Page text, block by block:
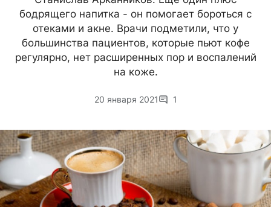
бодрящего напитка - он помогает бороться с
отеками и акне. Врачи подметили, что у
большинства пациентов, которые пьют кофе
регулярно, нет расширенных пор и воспалений
на коже.
20 января 2021 1